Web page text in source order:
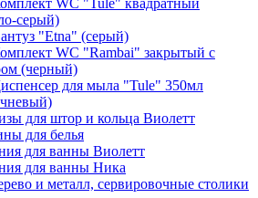
WC "Tule" квадратный
серый)
"Etna" (серый)
WC "Rambai" закрытый с
(черный)
для мыла "Tule" 350мл
для штор и кольца Виолетт
для белья
для ванны Виолетт
для ванны Ника
и металл, сервировочные столики